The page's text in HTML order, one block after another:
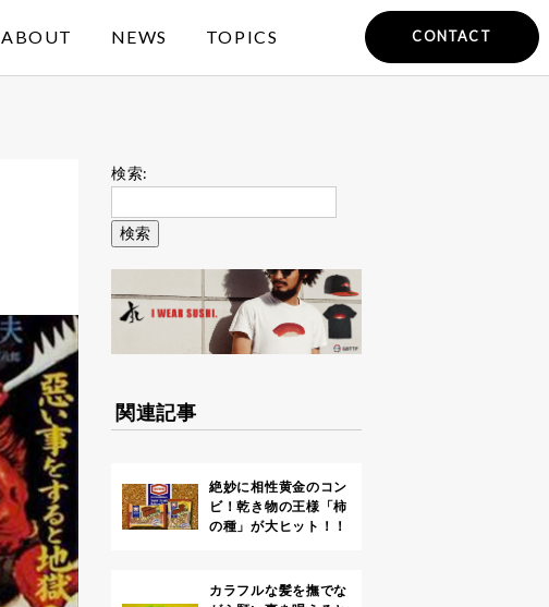
ABOUT NEWS TOPICS CONTACT
検索:
関連記事
絶妙に相性黄金のコン
ビ！乾き物の王様「柿
の種」が大ヒット！！
カラフルな髪を撫でな